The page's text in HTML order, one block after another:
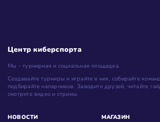
Центр киберспорта
Мы - турнирная и социальная площадка.
Создавайте турниры и играйте в них, собирайте
подбирайте напарников. Заводите друзей, читайте
смотрите видео и стримы.
НОВОСТИ МАГАЗИН